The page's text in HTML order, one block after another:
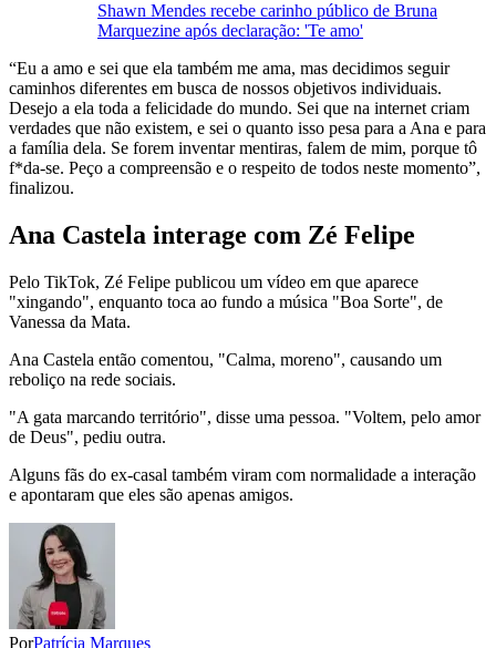
Shawn Mendes recebe carinho público de Bruna
Marquezine após declaração: 'Te amo'
“Eu a amo e sei que ela também me ama, mas decidimos seguir
caminhos diferentes em busca de nossos objetivos individuais.
Desejo a ela toda a felicidade do mundo. Sei que na internet criam
verdades que não existem, e sei o quanto isso pesa para a Ana e para
a família dela. Se forem inventar mentiras, falem de mim, porque tô
f*da-se. Peço a compreensão e o respeito de todos neste momento”,
finalizou.
Ana Castela interage com Zé Felipe
Pelo TikTok, Zé Felipe publicou um vídeo em que aparece
"xingando", enquanto toca ao fundo a música "Boa Sorte", de
Vanessa da Mata.
Ana Castela então comentou, "Calma, moreno", causando um
reboliço na rede sociais.
"A gata marcando território", disse uma pessoa. "Voltem, pelo amor
de Deus", pediu outra.
Alguns fãs do ex-casal também viram com normalidade a interação
e apontaram que eles são apenas amigos.
PorPatrícia Marques